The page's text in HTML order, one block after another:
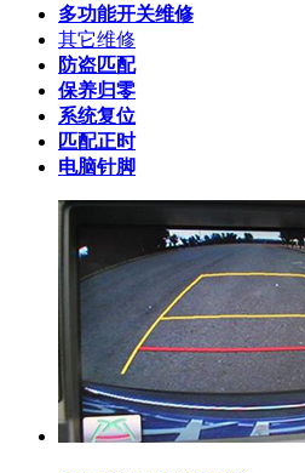
多功能开关维修
其它维修
防盗匹配
保养归零
系统复位
匹配正时
电脑针脚